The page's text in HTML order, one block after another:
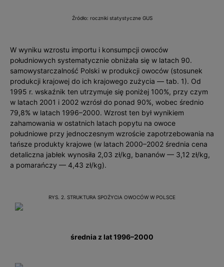
Źródło: roczniki statystyczne GUS
W wyniku wzrostu importu i konsumpcji owoców
południowych systematycznie obniżała się w latach 90.
samowystarczalność Polski w produkcji owoców (stosunek
produkcji krajowej do ich krajowego zużycia — tab. 1). Od
1995 r. wskaźnik ten utrzymuje się poniżej 100%, przy czym
w latach 2001 i 2002 wzrósł do ponad 90%, wobec średnio
79,8% w latach 1996–2000. Wzrost ten był wynikiem
zahamowania w ostatnich latach popytu na owoce
południowe przy jednoczesnym wzroście zapotrzebowania na
tańsze produkty krajowe (w latach 2000–2002 średnia cena
detaliczna jabłek wynosiła 2,03 zł/kg, bananów — 3,12 zł/kg,
a pomarańczy — 4,43 zł/kg).
RYS. 2. STRUKTURA SPOŻYCIA OWOCÓW W POLSCE
średnia z lat 1996–2000